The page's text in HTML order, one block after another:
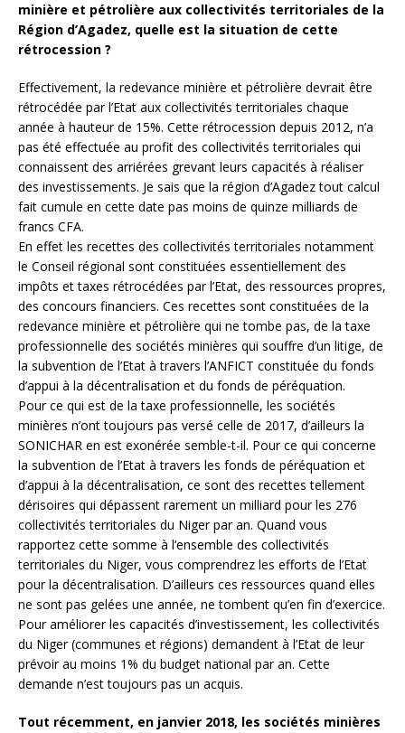
minière et pétrolière aux collectivités territoriales de la
Région d’Agadez, quelle est la situation de cette
rétrocession ?
Effectivement, la redevance minière et pétrolière devrait être
rétrocédée par l’Etat aux collectivités territoriales chaque
année à hauteur de 15%. Cette rétrocession depuis 2012, n’a
pas été effectuée au profit des collectivités territoriales qui
connaissent des arriérées grevant leurs capacités à réaliser
des investissements. Je sais que la région d’Agadez tout calcul
fait cumule en cette date pas moins de quinze milliards de
francs CFA.
En effet les recettes des collectivités territoriales notamment
le Conseil régional sont constituées essentiellement des
impôts et taxes rétrocédées par l’Etat, des ressources propres,
des concours financiers. Ces recettes sont constituées de la
redevance minière et pétrolière qui ne tombe pas, de la taxe
professionnelle des sociétés minières qui souffre d’un litige, de
la subvention de l’Etat à travers l’ANFICT constituée du fonds
d’appui à la décentralisation et du fonds de péréquation.
Pour ce qui est de la taxe professionnelle, les sociétés
minières n’ont toujours pas versé celle de 2017, d’ailleurs la
SONICHAR en est exonérée semble-t-il. Pour ce qui concerne
la subvention de l’Etat à travers les fonds de péréquation et
d’appui à la décentralisation, ce sont des recettes tellement
dérisoires qui dépassent rarement un milliard pour les 276
collectivités territoriales du Niger par an. Quand vous
rapportez cette somme à l’ensemble des collectivités
territoriales du Niger, vous comprendrez les efforts de l’Etat
pour la décentralisation. D’ailleurs ces ressources quand elles
ne sont pas gelées une année, ne tombent qu’en fin d’exercice.
Pour améliorer les capacités d’investissement, les collectivités
du Niger (communes et régions) demandent à l’Etat de leur
prévoir au moins 1% du budget national par an. Cette
demande n’est toujours pas un acquis.
Tout récemment, en janvier 2018, les sociétés minières